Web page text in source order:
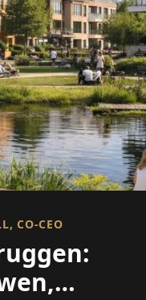
CO-CEO